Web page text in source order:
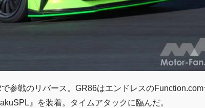
参戦のリバース。GR86はエンドレスのFunction.com
』を装着。タイムアタックに臨んだ。